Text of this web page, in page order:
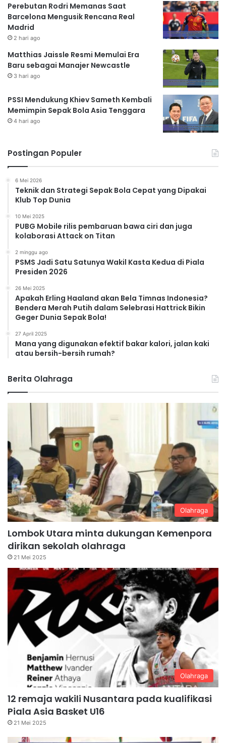
Perebutan Rodri Memanas Saat
Barcelona Mengusik Rencana Real
Madrid
2 hari ago
Matthias Jaissle Resmi Memulai Era
Baru sebagai Manajer Newcastle
3 hari ago
PSSI Mendukung Khiev Sameth Kembali
Memimpin Sepak Bola Asia Tenggara
4 hari ago
Postingan Populer
6 Mei 2026
Teknik dan Strategi Sepak Bola Cepat yang Dipakai
Klub Top Dunia
10 Mei 2025
PUBG Mobile rilis pembaruan bawa ciri dan juga
kolaborasi Attack on Titan
2 minggu ago
PSMS Jadi Satu Satunya Wakil Kasta Kedua di Piala
Presiden 2026
26 Mei 2025
Apakah Erling Haaland akan Bela Timnas Indonesia?
Bendera Merah Putih dalam Selebrasi Hattrick Bikin
Geger Dunia Sepak Bola!
27 April 2025
Mana yang digunakan efektif bakar kalori, jalan kaki
atau bersih-bersih rumah?
Berita Olahraga
Olahraga
Lombok Utara minta dukungan Kemenpora
dirikan sekolah olahraga
21 Mei 2025
Olahraga
12 remaja wakili Nusantara pada kualifikasi
Piala Asia Basket U16
21 Mei 2025